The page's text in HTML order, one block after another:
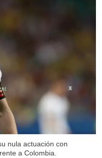
nula actuación con
a Colombia.
X